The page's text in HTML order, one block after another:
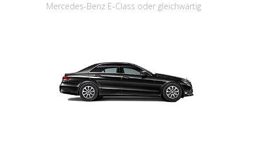
Mercedes-Benz E-Class oder gleichwärtig